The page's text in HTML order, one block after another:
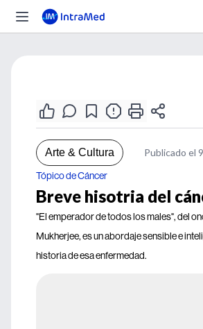
Arte & Cultura Publicado el
Tópico de Cáncer
Breve hisotria del
"El emperador de todos los males", del
Mukherjee, es un abordaje sensible e
historia de esa enfermedad.